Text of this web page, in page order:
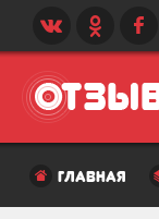
главная